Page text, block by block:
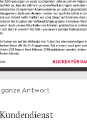
ganze Antwort